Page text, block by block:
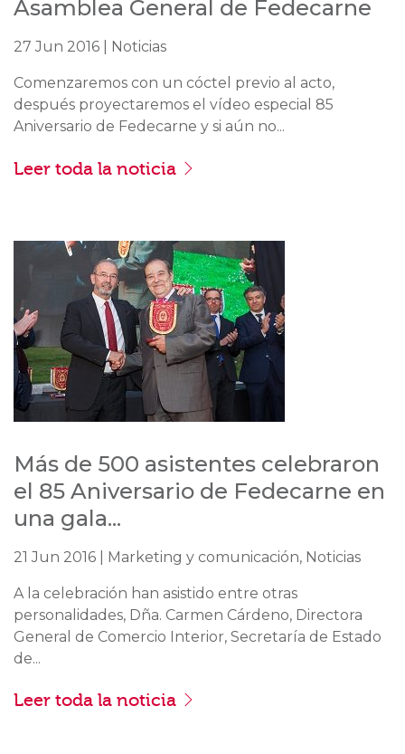
Asamblea General de Fedecarne
27 Jun 2016 | Noticias
Comenzaremos con un cóctel previo al acto,
después proyectaremos el vídeo especial 85
Aniversario de Fedecarne y si aún no...
Leer toda la noticia
Más de 500 asistentes celebraron
el 85 Aniversario de Fedecarne en
una gala...
21 Jun 2016 | Marketing y comunicación, Noticias
A la celebración han asistido entre otras
personalidades, Dña. Carmen Cárdeno, Directora
General de Comercio Interior, Secretaría de Estado
de...
Leer toda la noticia